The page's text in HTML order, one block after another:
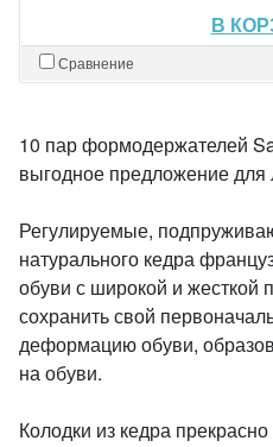
В
Сравнение
10 пар формодержателей
выгодное предложение для
Регулируемые,
натурального кедра
обуви с широкой и жесткой
сохранить свой
деформацию обуви,
на обуви.
Колодки из кедра